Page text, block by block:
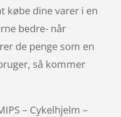
købe dine varer i en
bedre- når
de penge som en
så kommer
– Cykelhjelm –